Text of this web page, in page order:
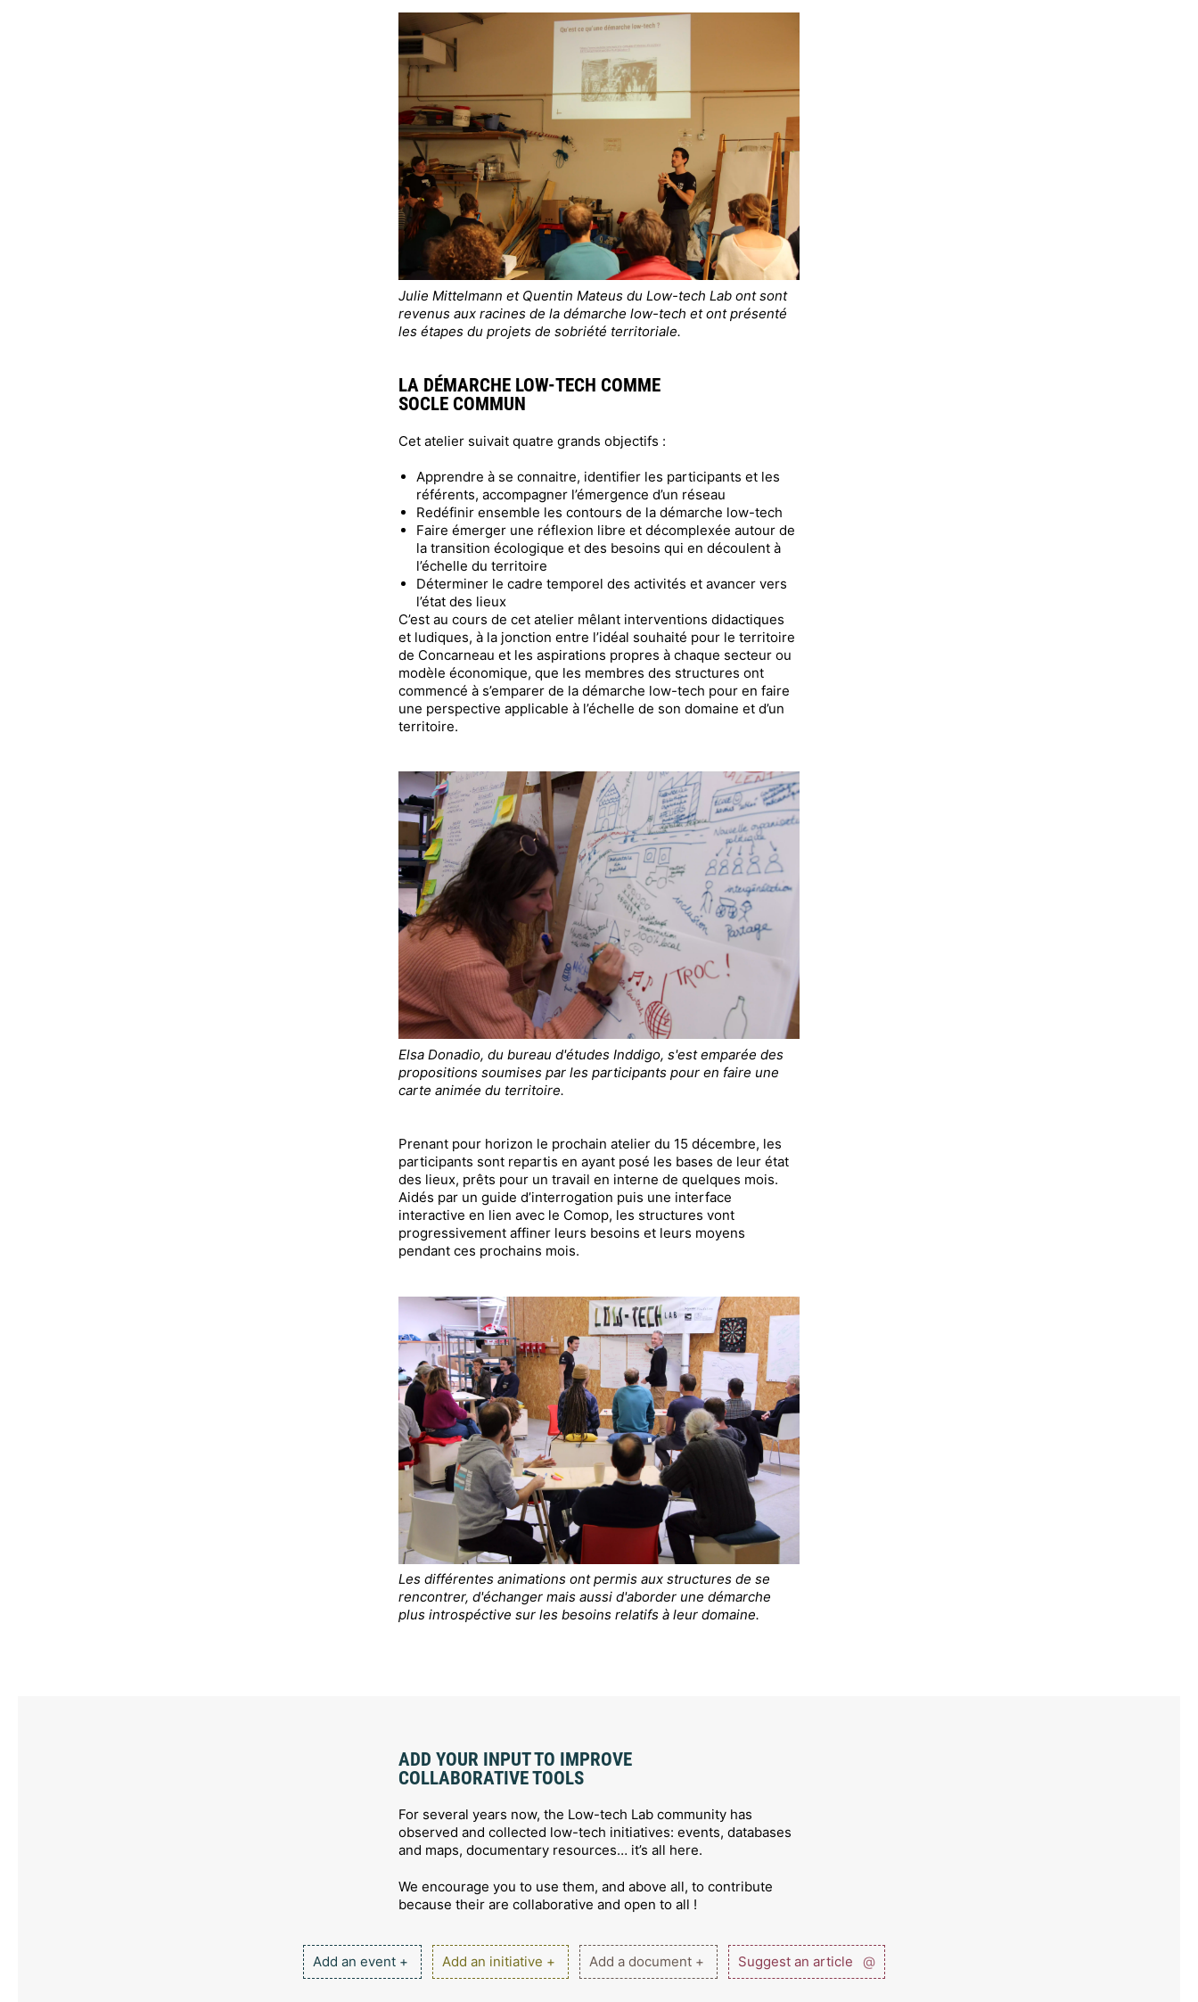
Julie Mittelmann et Quentin Mateus du Low-tech Lab ont sont
revenus aux racines de la démarche low-tech et ont présenté
les étapes du projets de sobriété territoriale.
LA DÉMARCHE LOW-TECH COMME
SOCLE COMMUN
Cet atelier suivait quatre grands objectifs :
Apprendre à se connaitre, identifier les participants et les
référents, accompagner l’émergence d’un réseau
Redéfinir ensemble les contours de la démarche low-tech
Faire émerger une réflexion libre et décomplexée autour de
la transition écologique et des besoins qui en découlent à
l’échelle du territoire
Déterminer le cadre temporel des activités et avancer vers
l’état des lieux
C’est au cours de cet atelier mêlant interventions didactiques
et ludiques, à la jonction entre l’idéal souhaité pour le territoire
de Concarneau et les aspirations propres à chaque secteur ou
modèle économique, que les membres des structures ont
commencé à s’emparer de la démarche low-tech pour en faire
une perspective applicable à l’échelle de son domaine et d’un
territoire.
Elsa Donadio, du bureau d'études Inddigo, s'est emparée des
propositions soumises par les participants pour en faire une
carte animée du territoire.
Prenant pour horizon le prochain atelier du 15 décembre, les
participants sont repartis en ayant posé les bases de leur état
des lieux, prêts pour un travail en interne de quelques mois.
Aidés par un guide d’interrogation puis une interface
interactive en lien avec le Comop, les structures vont
progressivement affiner leurs besoins et leurs moyens
pendant ces prochains mois.
Les différentes animations ont permis aux structures de se
rencontrer, d'échanger mais aussi d'aborder une démarche
plus introspéctive sur les besoins relatifs à leur domaine.
ADD YOUR INPUT TO IMPROVE
COLLABORATIVE TOOLS
For several years now, the Low-tech Lab community has
observed and collected low-tech initiatives: events, databases
and maps, documentary resources… it’s all here.
We encourage you to use them, and above all, to contribute
because their are collaborative and open to all !
Add an event + Add an initiative + Add a document + Suggest an article @